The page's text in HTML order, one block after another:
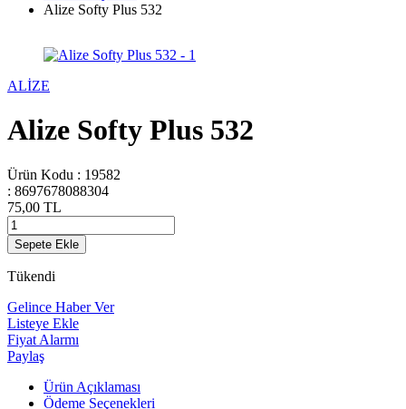
Alize Softy Plus 532
ALİZE
Alize Softy Plus 532
Ürün Kodu : 19582
: 8697678088304
75,00 TL
Sepete Ekle
Tükendi
Gelince Haber Ver
Listeye Ekle
Fiyat Alarmı
Paylaş
Ürün Açıklaması
Ödeme Seçenekleri